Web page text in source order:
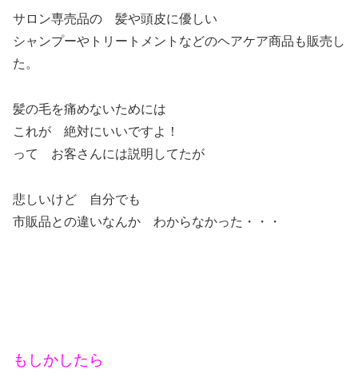
サロン専売品の 髪や頭皮に優しい
シャンプーやトリートメントなどのヘアケア商品も販売し
た。
髪の毛を痛めないためには
これが 絶対にいいですよ！
って お客さんには説明してたが
悲しいけど 自分でも
市販品との違いなんか わからなかった・・・
もしかしたら